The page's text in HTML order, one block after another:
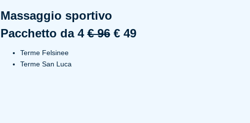
Massaggio sportivo
Pacchetto da 4€ 96€ 49
Terme Felsinee
Terme San Luca